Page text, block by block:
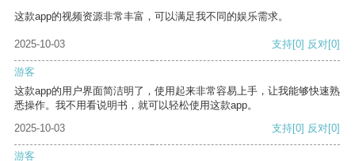
这款app的视频资源非常丰富，可以满足我不同的娱乐需求。
2025-10-03 支持[0] 反对[0]
游客
这款app的用户界面简洁明了，使用起来非常容易上手，让我能够快速熟
悉操作。我不用看说明书，就可以轻松使用这款app。
2025-10-03
支持[0] 反对[0]
游客